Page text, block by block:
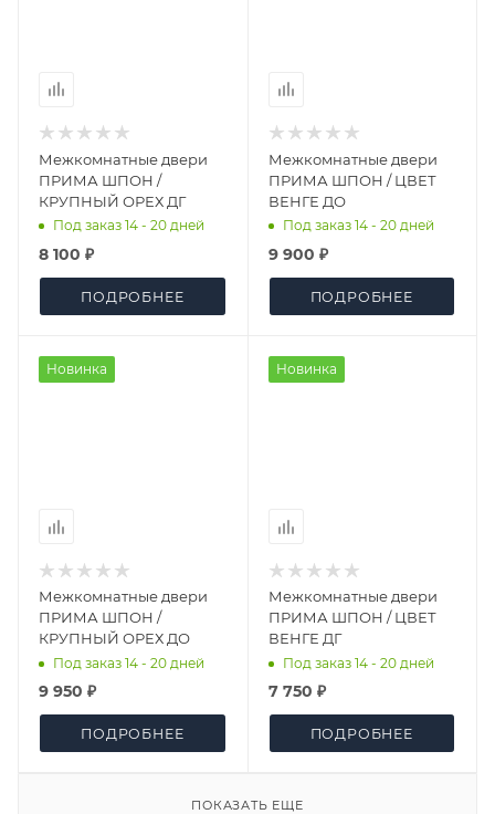
Межкомнатные двери
ПРИМА ШПОН /
КРУПНЫЙ ОРЕХ ДГ
Под заказ 14 - 20 дней
8 100 ₽
ПОДРОБНЕЕ
Межкомнатные двери
ПРИМА ШПОН / ЦВЕТ
ВЕНГЕ ДО
Под заказ 14 - 20 дней
9 900 ₽
ПОДРОБНЕЕ
Новинка
Межкомнатные двери
ПРИМА ШПОН /
КРУПНЫЙ ОРЕХ ДО
Под заказ 14 - 20 дней
9 950 ₽
ПОДРОБНЕЕ
Новинка
Межкомнатные двери
ПРИМА ШПОН / ЦВЕТ
ВЕНГЕ ДГ
Под заказ 14 - 20 дней
7 750 ₽
ПОДРОБНЕЕ
ПОКАЗАТЬ ЕЩЕ